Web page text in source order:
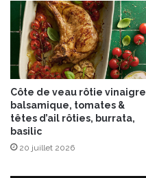
Côte de veau rôtie vinaigre
balsamique, tomates &
têtes d’ail rôties, burrata,
basilic
20 juillet 2026